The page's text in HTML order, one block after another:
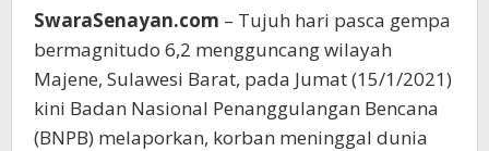
SwaraSenayan.com – Tujuh hari pasca gempa
bermagnitudo 6,2 mengguncang wilayah
Majene, Sulawesi Barat, pada Jumat (15/1/2021)
kini Badan Nasional Penanggulangan Bencana
(BNPB) melaporkan, korban meninggal dunia